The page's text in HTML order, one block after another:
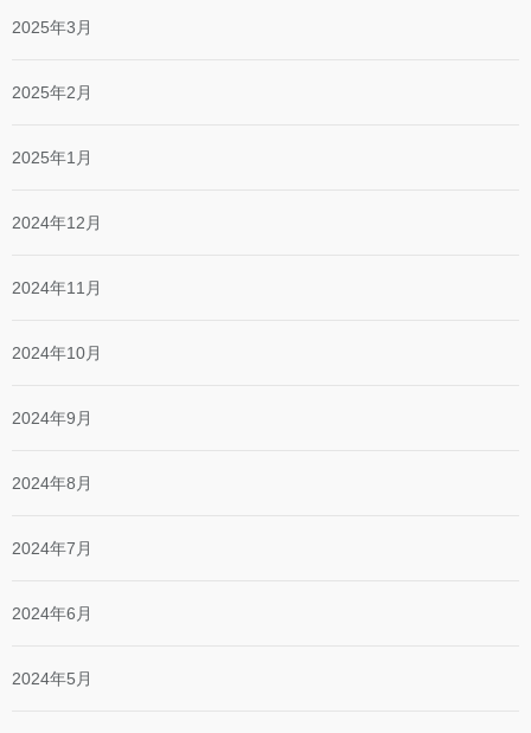
2025年3月
2025年2月
2025年1月
2024年12月
2024年11月
2024年10月
2024年9月
2024年8月
2024年7月
2024年6月
2024年5月